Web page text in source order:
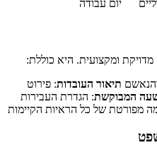
יום עבודה
ומקצועית. היא כוללת:
תיאור העובדות: פירוט
המבוקשת: הגדרת העבירות
מפורטת של כל הראיות הקיימות